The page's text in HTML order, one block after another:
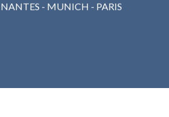
NANTES - MUNICH - PARIS